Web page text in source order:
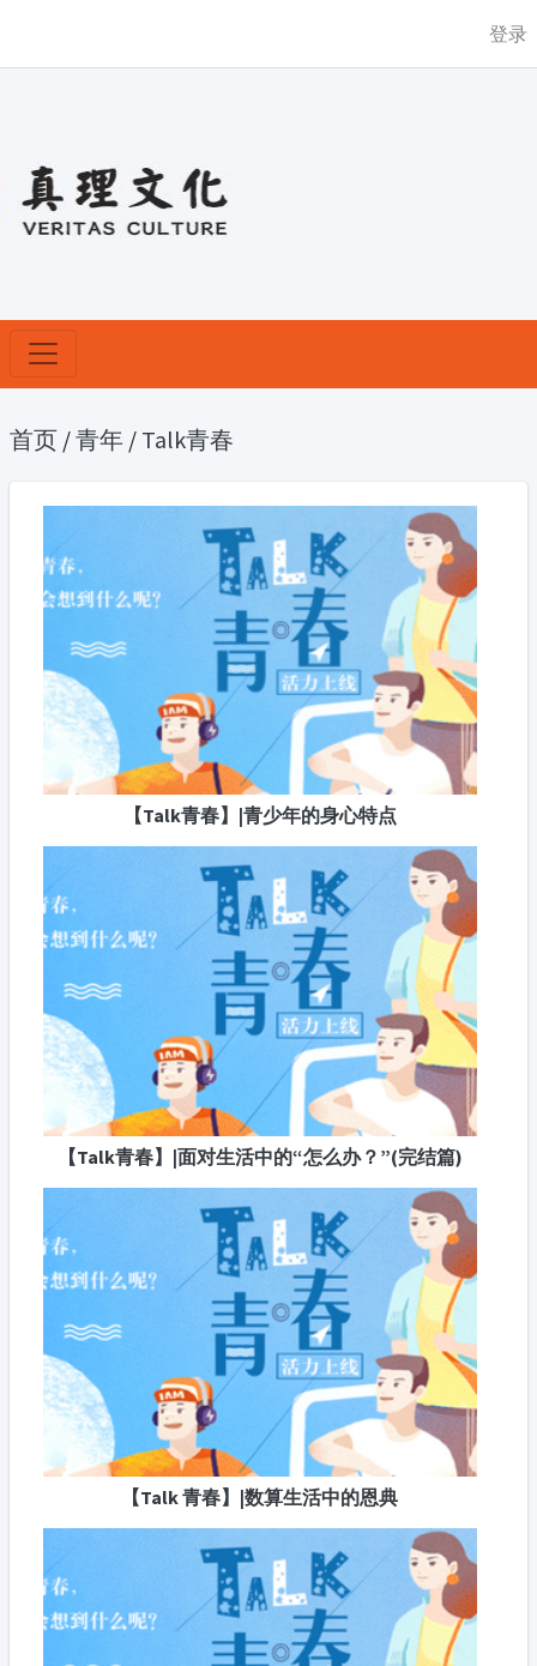
登录
首页 /青年 / Talk青春
【Talk青春】|青少年的身心特点
【Talk青春】|面对生活中的“怎么办？”(完结篇)
【Talk 青春】|数算生活中的恩典